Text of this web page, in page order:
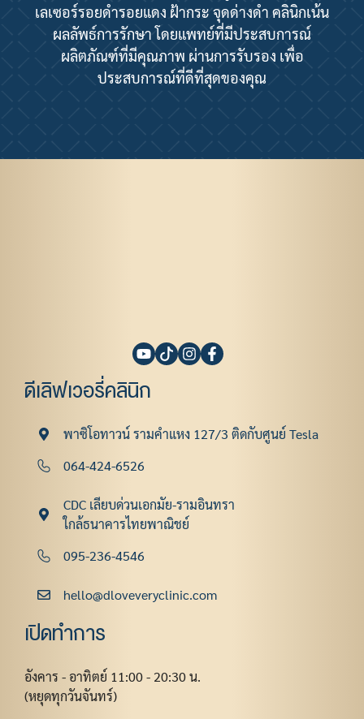
เลเซอร์รอยดำรอยแดง ฝ้ากระ จุดด่างดำ คลินิกเน้น
ผลลัพธ์การรักษา โดยแพทย์ที่มีประสบการณ์
ผลิตภัณฑ์ที่มีคุณภาพ ผ่านการรับรอง เพื่อ
ประสบการณ์ที่ดีที่สุดของคุณ
ดีเลิฟเวอรี่คลินิก
พาซิโอทาวน์ รามคําแหง 127/3 ติดกับศูนย์ Tesla
064-424-6526
CDC เลียบด่วนเอกมัย-รามอินทรา
ใกล้ธนาคารไทยพาณิชย์
095-236-4546
hello@dloveveryclinic.com
เปิดทำการ
อังคาร - อาทิตย์ 11:00 - 20:30 น.
(หยุดทุกวันจันทร์)